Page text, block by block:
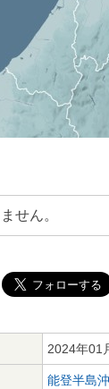
せん。
2024年01
能登半島沖